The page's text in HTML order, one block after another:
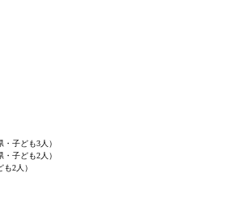
子ども3人）
子ども2人）
2人）